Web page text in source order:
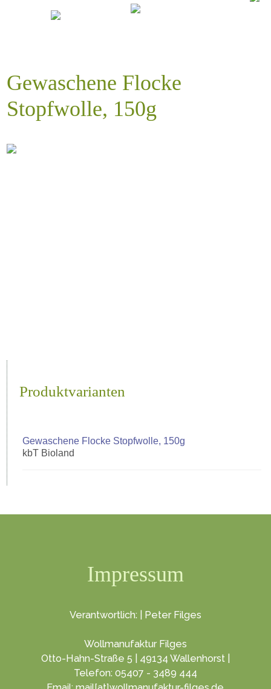
Gewaschene Flocke
Stopfwolle, 150g
Produktvarianten
Gewaschene Flocke Stopfwolle, 150g
kbT Bioland
Impressum
Verantwortlich: | Peter Filges
Wollmanufaktur Filges
Otto-Hahn-Straße 5 | 49134 Wallenhorst |
Telefon: 05407 - 3489 444